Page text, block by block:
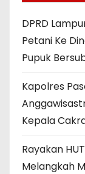
DPRD
Petani Ke
Pupuk
Kapolres
Kepala
Rayakan
Melangkah